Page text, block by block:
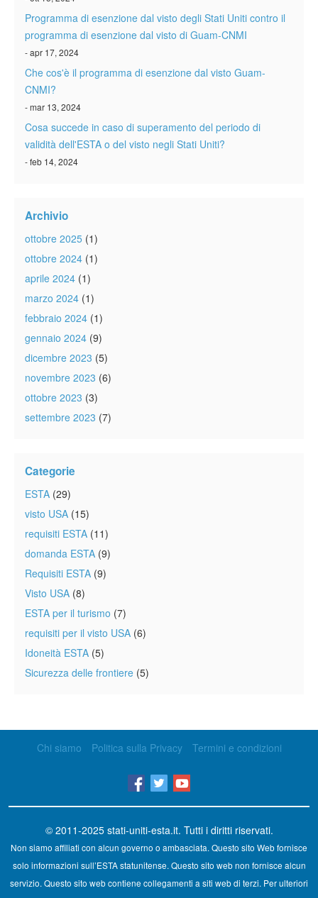
Programma di esenzione dal visto degli Stati Uniti contro il
programma di esenzione dal visto di Guam-CNMI
- apr 17, 2024
Che cos'è il programma di esenzione dal visto Guam-
CNMI?
- mar 13, 2024
Cosa succede in caso di superamento del periodo di
validità dell'ESTA o del visto negli Stati Uniti?
- feb 14, 2024
Archivio
ottobre 2025 (1)
ottobre 2024 (1)
aprile 2024 (1)
marzo 2024 (1)
febbraio 2024 (1)
gennaio 2024 (9)
dicembre 2023 (5)
novembre 2023 (6)
ottobre 2023 (3)
settembre 2023 (7)
Categorie
ESTA (29)
visto USA (15)
requisiti ESTA (11)
domanda ESTA (9)
Requisiti ESTA (9)
Visto USA (8)
ESTA per il turismo (7)
requisiti per il visto USA (6)
Idoneità ESTA (5)
Sicurezza delle frontiere (5)
Chi siamo Politica sulla Privacy Termini e condizioni
© 2011-2025 stati-uniti-esta.it. Tutti i diritti riservati.
Non siamo affiliati con alcun governo o ambasciata. Questo sito Web fornisce
solo informazioni sull’ESTA statunitense. Questo sito web non fornisce alcun
servizio. Questo sito web contiene collegamenti a siti web di terzi. Per ulteriori